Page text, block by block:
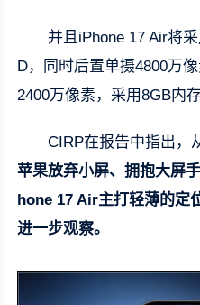
并且iPhone 17 Air将
D，同时后置单摄4800万
2400万像素，采用8GB内
CIRP在报告中指出，
苹果放弃小屏、拥抱大屏
hone 17 Air主打轻薄的定
进一步观察。